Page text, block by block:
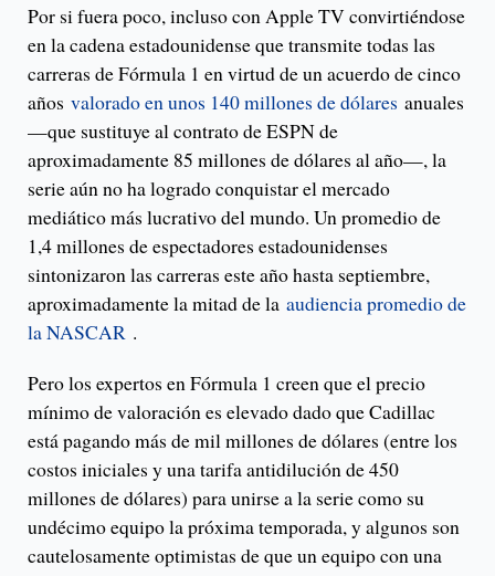
Por si fuera poco, incluso con Apple TV convirtiéndose
en la cadena estadounidense que transmite todas las
carreras de Fórmula 1 en virtud de un acuerdo de cinco
años valorado en unos 140 millones de dólares anuales
—que sustituye al contrato de ESPN de
aproximadamente 85 millones de dólares al año—, la
serie aún no ha logrado conquistar el mercado
mediático más lucrativo del mundo. Un promedio de
1,4 millones de espectadores estadounidenses
sintonizaron las carreras este año hasta septiembre,
aproximadamente la mitad de la audiencia promedio de
la NASCAR .
Pero los expertos en Fórmula 1 creen que el precio
mínimo de valoración es elevado dado que Cadillac
está pagando más de mil millones de dólares (entre los
costos iniciales y una tarifa antidilución de 450
millones de dólares) para unirse a la serie como su
undécimo equipo la próxima temporada, y algunos son
cautelosamente optimistas de que un equipo con una